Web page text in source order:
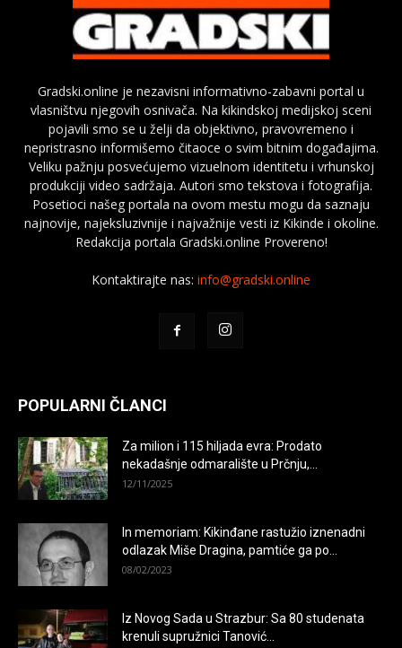
Gradski.online je nezavisni informativno-zabavni portal u
vlasništvu njegovih osnivača. Na kikindskoj medijskoj sceni
pojavili smo se u želji da objektivno, pravovremeno i
nepristrasno informišemo čitaoce o svim bitnim događajima.
Veliku pažnju posvećujemo vizuelnom identitetu i vrhunskoj
produkciji video sadržaja. Autori smo tekstova i fotografija.
Posetioci našeg portala na ovom mestu mogu da saznaju
najnovije, najeksluzivnije i najvažnije vesti iz Kikinde i okoline.
Redakcija portala Gradski.online Provereno!
Kontaktirajte nas: info@gradski.online
POPULARNI ČLANCI
Za milion i 115 hiljada evra: Prodato
nekadašnje odmaralište u Prčnju,...
12/11/2025
In memoriam: Kikinđane rastužio iznenadni
odlazak Miše Dragina, pamtiće ga po...
08/02/2023
Iz Novog Sada u Strazbur: Sa 80 studenata
krenuli supružnici Tanović...